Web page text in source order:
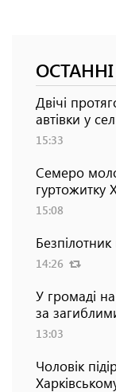
Двічі
автівки у
15:33
Семеро
гуртожитку
15:08
14:26
У громаді
за
13:03
Чоловік